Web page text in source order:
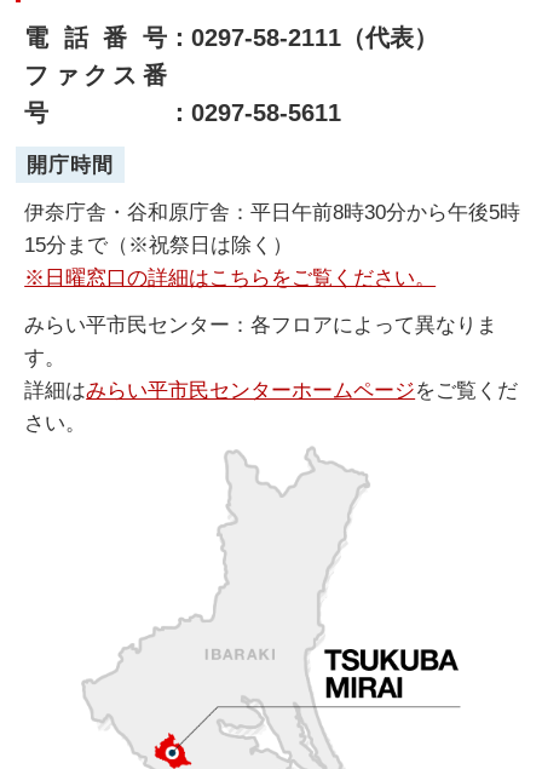
電話番号：0297-58-2111（代表）
ファクス番
号
：0297-58-5611
開庁時間
伊奈庁舎・谷和原庁舎：平日午前8時30分から午後5時
15分まで（※祝祭日は除く）
※日曜窓口の詳細はこちらをご覧ください。
みらい平市民センター：各フロアによって異なりま
す。
詳細はみらい平市民センターホームページをご覧くだ
さい。